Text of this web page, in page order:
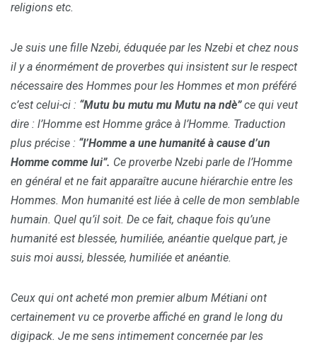
religions etc.
Je suis une fille Nzebi, éduquée par les Nzebi et chez nous
il y a énormément de proverbes qui insistent sur le respect
nécessaire des Hommes pour les Hommes et mon préféré
c’est celui-ci : “Mutu bu mutu mu Mutu na ndè”ce qui veut
dire : l’Homme est Homme grâce à l’Homme. Traduction
plus précise : “l’Homme a une humanité à cause d’un
Homme comme lui”. Ce proverbe Nzebi parle de l’Homme
en général et ne fait apparaître aucune hiérarchie entre les
Hommes. Mon humanité est liée à celle de mon semblable
humain. Quel qu’il soit. De ce fait, chaque fois qu’une
humanité est blessée, humiliée, anéantie quelque part, je
suis moi aussi, blessée, humiliée et anéantie.
Ceux qui ont acheté mon premier album Métiani ont
certainement vu ce proverbe affiché en grand le long du
digipack. Je me sens intimement concernée par les